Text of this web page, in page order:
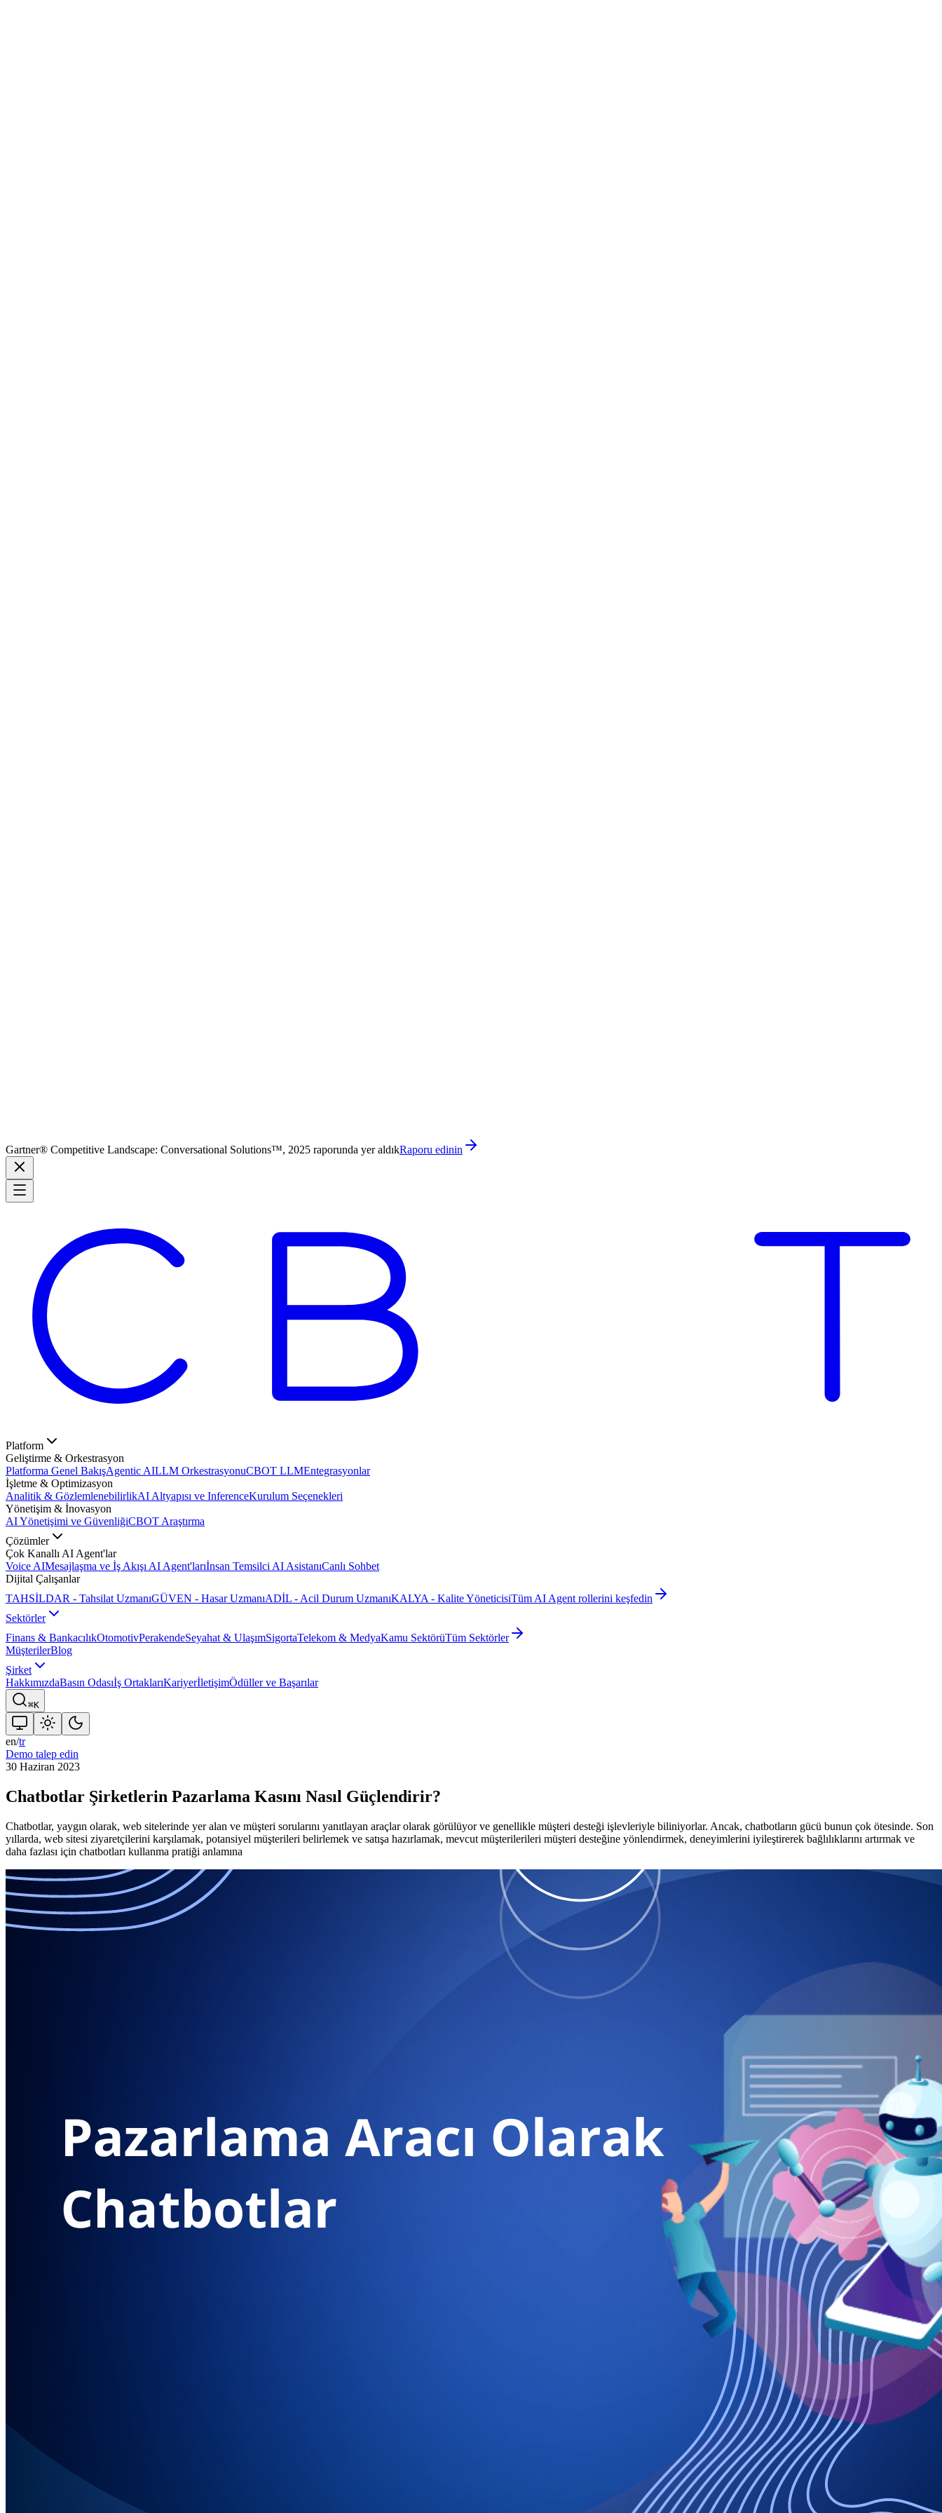
Gartner® Competitive Landscape: Conversational Solutions™, 2025 raporunda yer aldıkRaporu edinin
Platform
Geliştirme & Orkestrasyon
Platforma Genel BakışAgentic AILLM OrkestrasyonuCBOT LLMEntegrasyonlar
İşletme & Optimizasyon
Analitik & GözlemlenebilirlikAI Altyapısı ve InferenceKurulum Seçenekleri
Yönetişim & İnovasyon
AI Yönetişimi ve GüvenliğiCBOT Araştırma
Çözümler
Çok Kanallı AI Agent'lar
Voice AIMesajlaşma ve İş Akışı AI Agent'larıİnsan Temsilci AI AsistanıCanlı Sohbet
Dijital Çalışanlar
TAHSİLDAR - Tahsilat UzmanıGÜVEN - Hasar UzmanıADİL - Acil Durum UzmanıKALYA - Kalite YöneticisiTüm AI Agent rollerini keşfedin
Sektörler
Finans & BankacılıkOtomotivPerakendeSeyahat & UlaşımSigortaTelekom & MedyaKamu SektörüTüm Sektörler
MüşterilerBlog
Şirket
HakkımızdaBasın Odasıİş OrtaklarıKariyerİletişimÖdüller ve Başarılar
⌘K
en/tr
Demo talep edin
30 Haziran 2023
Chatbotlar Şirketlerin Pazarlama Kasını Nasıl Güçlendirir?
Chatbotlar, yaygın olarak, web sitelerinde yer alan ve müşteri sorularını yanıtlayan araçlar olarak görülüyor ve genellikle müşteri desteği işlevleriyle biliniyorlar. Ancak, chatbotların gücü bunun çok ötesinde. Son
yıllarda, web sitesi ziyaretçilerini karşılamak, potansiyel müşterileri belirlemek ve satışa hazırlamak, mevcut müşterilerileri müşteri desteğine yönlendirmek, deneyimlerini iyileştirerek bağlılıklarını artırmak ve
daha fazlası için chatbotları kullanma pratiği anlamına